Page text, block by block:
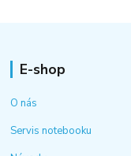
E-shop
O nás
Servis notebooku